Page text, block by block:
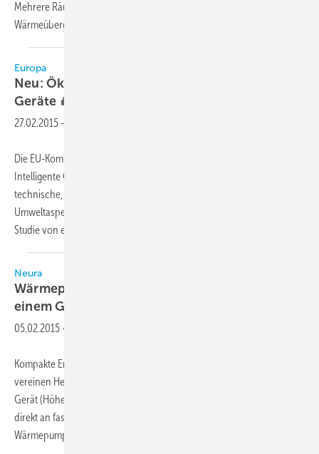
Mehrere Räume werden mit nur einem Gerät bedienbar sein. Der
Wärmeübergang erfolgt durch einen Kreuzstrom-
Europa
Neu: Ökodesign-Anforderungenfür intelligente
Geräte
27.02.2015 -
Die EU-Kommission hat eine zweijährige Studie zum Thema
Intelligente Geräte“ (Smart Appliances) in Auftrag gegeben, um
technische, wirtschaftliche, gesellschaftliche und
Umweltaspektedieser Geräte zu untersuchen. Ausgeführt wird die
Studie von einem Konsortium der Institute VITO
Neura
Wärmepumpe: Heizung und Warmwasser in
einemGerät
05.02.2015 -
Kompakte Erdreich-Wärmepumpen der Serie NDB Pico von Neura
vereinen Heizung und Warmwasserbereitung in einem kompakten
Gerät (Höhe 930 mm, Breite 540 mm, Tiefe 380 mm). Sie lassen sich
direkt an fast jeden Wärmespeicher anbauen, auch vorhandene. Die
Wärmepumpe ist ab Werk fertig mit